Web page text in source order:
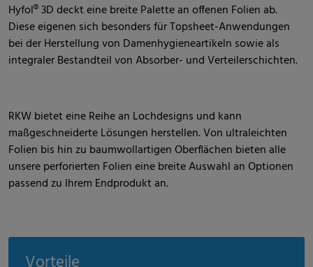
Hyfol® 3D deckt eine breite Palette an offenen Folien ab.
Diese eigenen sich besonders für Topsheet-Anwendungen
bei der Herstellung von Damenhygieneartikeln sowie als
integraler Bestandteil von Absorber- und Verteilerschichten.
RKW bietet eine Reihe an Lochdesigns und kann
maßgeschneiderte Lösungen herstellen. Von ultraleichten
Folien bis hin zu baumwollartigen Oberflächen bieten alle
unsere perforierten Folien eine breite Auswahl an Optionen
passend zu Ihrem Endprodukt an.